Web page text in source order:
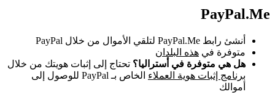
PayPal.Me
أنشئ رابط PayPal.Me لتلقي الأموال من خلال PayPal
متوفرة في هذه البلدان
هل هي متوفرة في أستراليا؟ تحتاج إلى إثبات هويتك من خلال
برنامج إثبات هوية العملاء
الخاص بـ PayPal للوصول إلى
أموالك